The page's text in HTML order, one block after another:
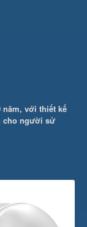
năm, với thiết kế
cho người sử